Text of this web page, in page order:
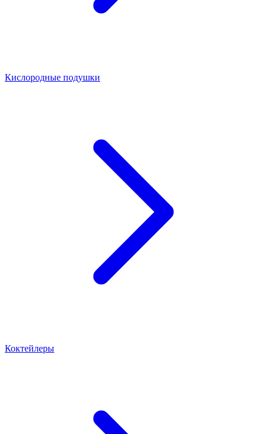
Кислородные подушки
Коктейлеры